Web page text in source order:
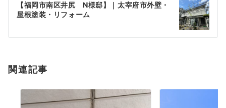
シ
ン
【福岡市南区井尻 N様邸】｜太宰府市外壁・
屋根塗装・リフォーム
関連記事